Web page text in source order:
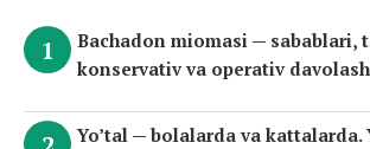
Bachadon miomasi — sabablari,
konservativ va operativ
Yo’tal — bolalarda va kattalarda.